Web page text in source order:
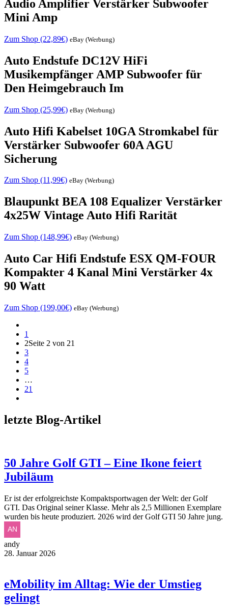
Audio Amplifier Verstärker Subwoofer
Mini Amp
Zum Shop (22,89€) eBay (Werbung)
Auto Endstufe DC12V HiFi
Musikempfänger AMP Subwoofer für
Den Heimgebrauch Im
Zum Shop (25,99€) eBay (Werbung)
Auto Hifi Kabelset 10GA Stromkabel für
Verstärker Subwoofer 60A AGU
Sicherung
Zum Shop (11,99€) eBay (Werbung)
Blaupunkt BEA 108 Equalizer Verstärker
4x25W Vintage Auto Hifi Rarität
Zum Shop (148,99€) eBay (Werbung)
Auto Car Hifi Endstufe ESX QM-FOUR
Kompakter 4 Kanal Mini Verstärker 4x
90 Watt
Zum Shop (199,00€) eBay (Werbung)
1
2Seite 2 von 21
3
4
5
…
21
letzte Blog-Artikel
50 Jahre Golf GTI – Eine Ikone feiert
Jubiläum
Er ist der erfolgreichste Kompaktsportwagen der Welt: der Golf
GTI. Das Original seiner Klasse. Mehr als 2,5 Millionen Exemplare
wurden bis heute produziert. 2026 wird der Golf GTI 50 Jahre jung.
andy
28. Januar 2026
eMobility im Alltag: Wie der Umstieg
gelingt